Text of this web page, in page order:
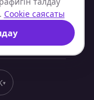
▾
Cookie саясаты